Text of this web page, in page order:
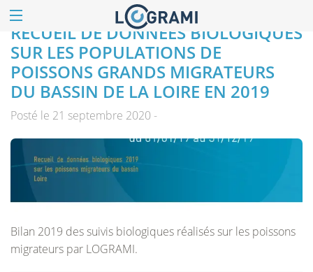
RECUEIL DE DONNÉES BIOLOGIQUES
SUR LES POPULATIONS DE
POISSONS GRANDS MIGRATEURS
DU BASSIN DE LA LOIRE EN 2019
Posté le 21 septembre 2020 -
Bilan 2019 des suivis biologiques réalisés sur les poissons
migrateurs par LOGRAMI.